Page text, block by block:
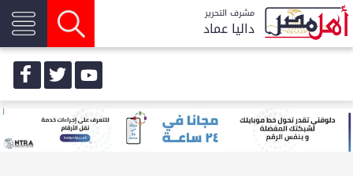
مشرف التحرير
داليا عماد